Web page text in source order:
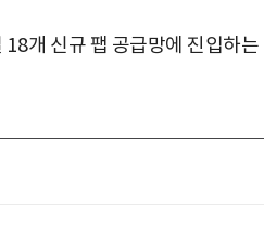
18개 신규 팹 공급망에 진입하는